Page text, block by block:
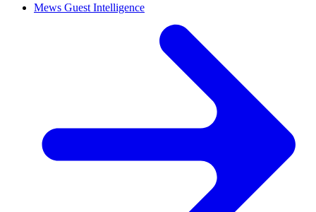
Mews Guest Intelligence